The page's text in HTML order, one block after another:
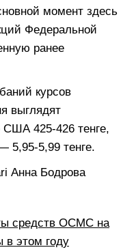
момент здесь
Федеральной
ранее
курсов
выглядят
425-426 тенге,
5,95-5,99 тенге.
Анна Бодрова
средств ОСМС на
в этом году